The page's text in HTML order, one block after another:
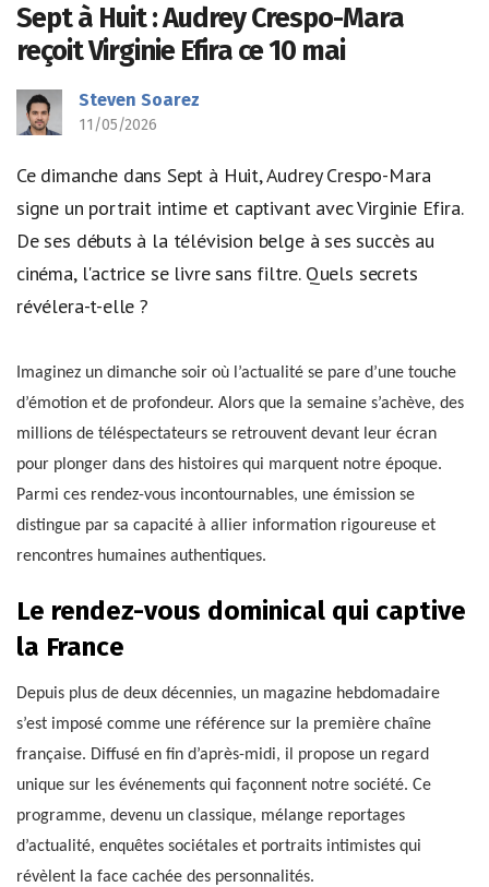
Sept à Huit : Audrey Crespo-Mara
reçoit Virginie Efira ce 10 mai
Steven Soarez
11/05/2026
Ce dimanche dans Sept à Huit, Audrey Crespo-Mara
signe un portrait intime et captivant avec Virginie Efira.
De ses débuts à la télévision belge à ses succès au
cinéma, l'actrice se livre sans filtre. Quels secrets
révélera-t-elle ?
Imaginez un dimanche soir où l’actualité se pare d’une touche
d’émotion et de profondeur. Alors que la semaine s’achève, des
millions de téléspectateurs se retrouvent devant leur écran
pour plonger dans des histoires qui marquent notre époque.
Parmi ces rendez-vous incontournables, une émission se
distingue par sa capacité à allier information rigoureuse et
rencontres humaines authentiques.
Le rendez-vous dominical qui captive
la France
Depuis plus de deux décennies, un magazine hebdomadaire
s’est imposé comme une référence sur la première chaîne
française. Diffusé en fin d’après-midi, il propose un regard
unique sur les événements qui façonnent notre société. Ce
programme, devenu un classique, mélange reportages
d’actualité, enquêtes sociétales et portraits intimistes qui
révèlent la face cachée des personnalités.